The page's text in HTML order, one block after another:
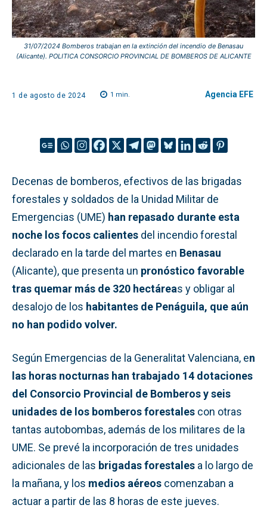
31/07/2024 Bomberos trabajan en la extinción del incendio de Benasau
(Alicante). POLITICA CONSORCIO PROVINCIAL DE BOMBEROS DE ALICANTE
1 de agosto de 2024 1 min. Agencia EFE
Decenas de bomberos, efectivos de las brigadas
forestales y soldados de la Unidad Militar de
Emergencias (UME) han repasado durante esta
noche los focos calientes del incendio forestal
declarado en la tarde del martes en Benasau
(Alicante), que presenta un pronóstico favorable
tras quemar más de 320 hectáreas y obligar al
desalojo de los habitantes de Penáguila, que aún
no han podido volver.
Según Emergencias de la Generalitat Valenciana, en
las horas nocturnas han trabajado 14 dotaciones
del Consorcio Provincial de Bomberos y seis
unidades de los bomberosforestales con otras
tantas autobombas, además de los militares de la
UME. Se prevé la incorporación de tres unidades
adicionales de las brigadas forestales a lo largo de
la mañana, y los medios aéreos comenzaban a
actuar a partir de las 8 horas de este jueves.